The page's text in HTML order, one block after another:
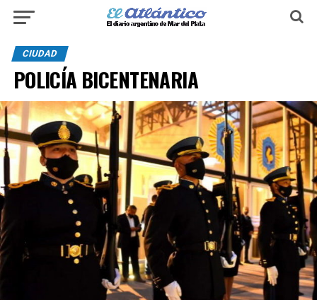
CIUDAD
POLICÍA BICENTENARIA